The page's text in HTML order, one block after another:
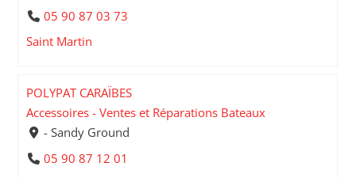
05 90 87 03 73
Saint Martin
POLYPAT CARAÏBES
Accessoires - Ventes et Réparations Bateaux
- Sandy Ground
05 90 87 12 01